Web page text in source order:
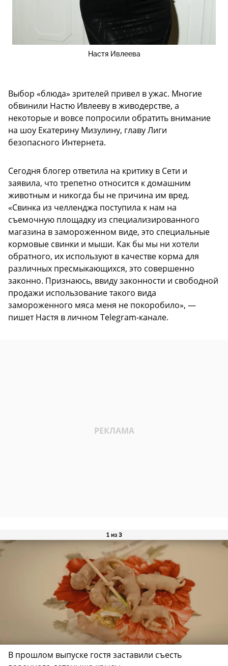
Настя Ивлеева
Выбор «блюда» зрителей привел в ужас. Многие
обвинили Настю Ивлееву в живодерстве, а
некоторые и вовсе попросили обратить внимание
на шоу Екатерину Мизулину, главу Лиги
безопасного Интернета.
Сегодня блогер ответила на критику в Сети и
заявила, что трепетно относится к домашним
животным и никогда бы не причина им вред.
«Свинка из челленджа поступила к нам на
съемочную площадку из специализированного
магазина в замороженном виде, это специальные
кормовые свинки и мыши. Как бы мы ни хотели
обратного, их используют в качестве корма для
различных пресмыкающихся, это совершенно
законно. Признаюсь, ввиду законности и свободной
продажи использование такого вида
замороженного мяса меня не покоробило», —
пишет Настя в личном Telegram-канале.
1 из 3
В прошлом выпуске гостя заставили съесть